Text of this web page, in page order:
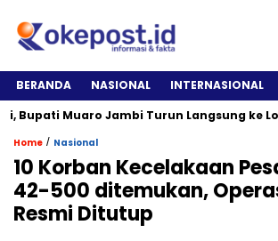
BERANDA NASIONAL INTERNASIONAL
Muaro Jambi Turun Langsung ke Lokasi
Home / Nasional
10 Korban Kecelakaan
42-500 ditemukan,
Resmi Ditutup